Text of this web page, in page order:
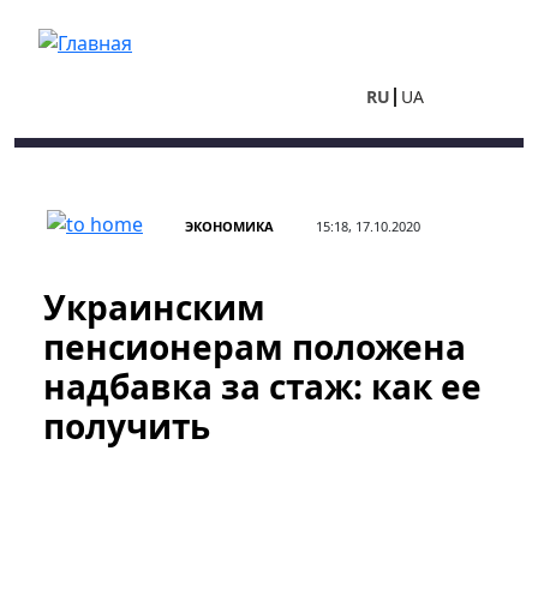
RU UA
ЭКОНОМИКА 15:18, 17.10.2020
Украинским
пенсионерам положена
надбавка за стаж: как ее
получить